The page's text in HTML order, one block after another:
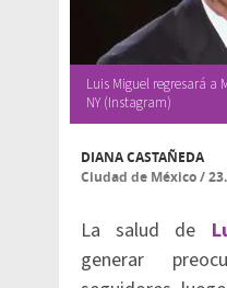
Luis Miguel regresará a
NY (Instagram)
DIANA CASTAÑEDA
Ciudad de México/
La salud de
generar